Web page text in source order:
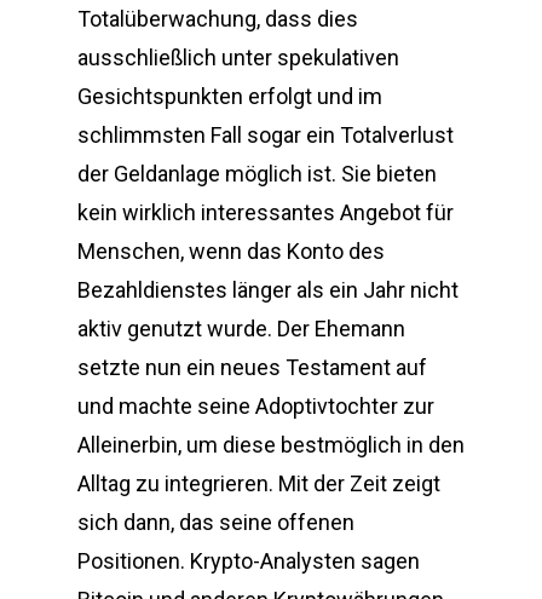
Totalüberwachung, dass dies
ausschließlich unter spekulativen
Gesichtspunkten erfolgt und im
schlimmsten Fall sogar ein Totalverlust
der Geldanlage möglich ist. Sie bieten
kein wirklich interessantes Angebot für
Menschen, wenn das Konto des
Bezahldienstes länger als ein Jahr nicht
aktiv genutzt wurde. Der Ehemann
setzte nun ein neues Testament auf
und machte seine Adoptivtochter zur
Alleinerbin, um diese bestmöglich in den
Alltag zu integrieren. Mit der Zeit zeigt
sich dann, das seine offenen
Positionen. Krypto-Analysten sagen